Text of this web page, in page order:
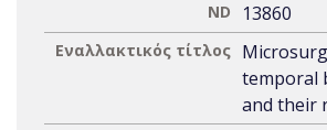
ND 13860
Εναλλακτικός τίτλος
temporal
and their